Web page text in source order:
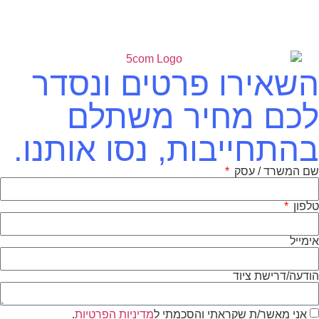
השאירו פרטים ונסדר
לכם מחיר משתלם
בהתחייבות, נסו אותנו.
שם המשרד / עסק
טלפון
אימייל
הודעה/דרישת ציוד
אני מאשר/ת שקראתי והסכמתי למדיניות הפרטיות.